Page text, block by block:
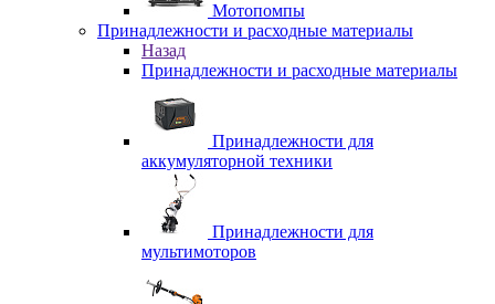
Мотопомпы
Принадлежности и расходные материалы
Назад
Принадлежности и расходные материалы
Принадлежности для
аккумуляторной техники
Принадлежности для
мультимоторов